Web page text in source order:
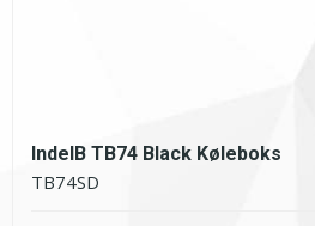
IndelB TB74 Black Køleboks
TB74SD